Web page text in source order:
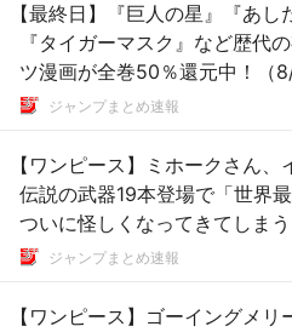
【最終日】『巨人の星』『あし
『タイガーマスク』など歴代
ツ漫画が全巻50％還元中！（8/
ジャンプまとめ速報
【ワンピース】ミホークさん、
伝説の武器19本登場で「世界
ついに怪しくなってきてしま
ジャンプまとめ速報
【ワンピース】ゴーイングメリ